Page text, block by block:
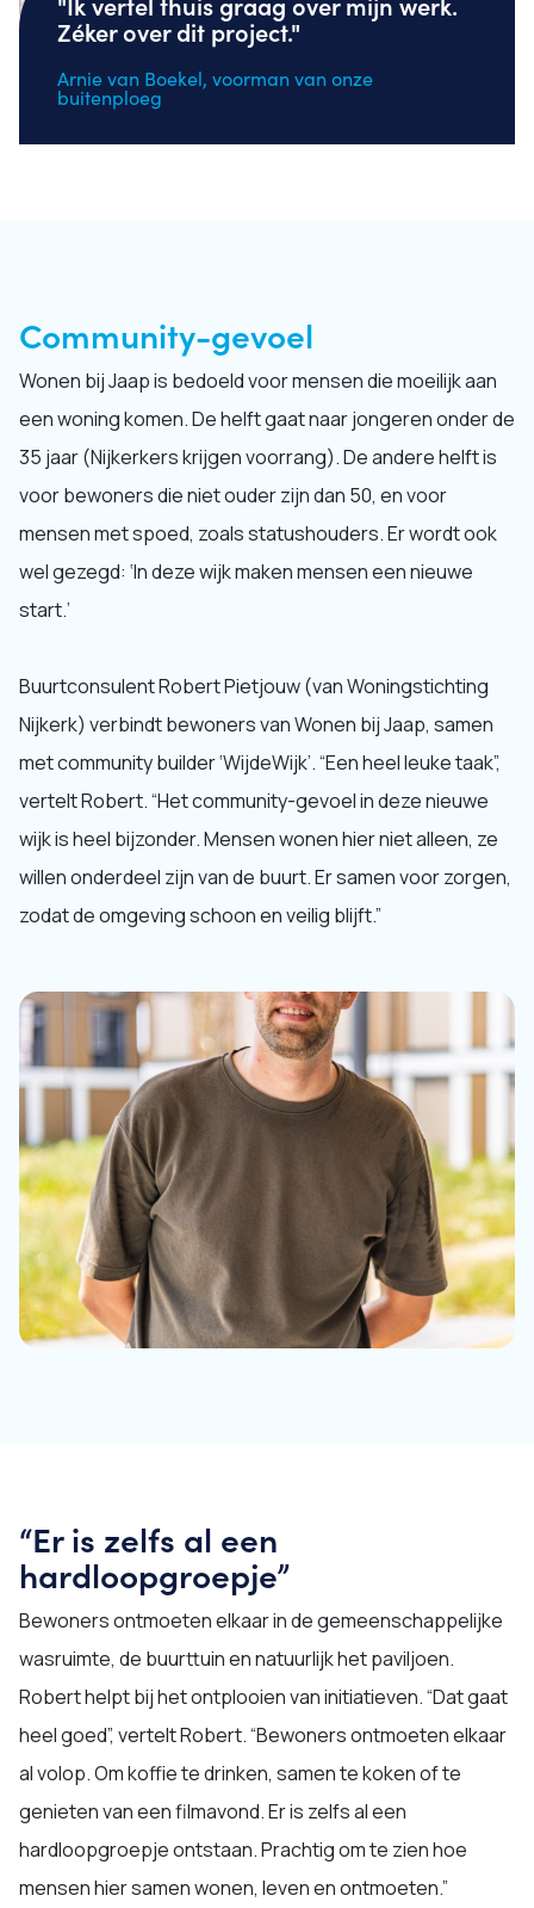
Zéker over dit project."
Arnie van Boekel, voorman van onze
buitenploeg
Community-gevoel
Wonen bij Jaap is bedoeld voor mensen die moeilijk aan
een woning komen. De helft gaat naar jongeren onder de
35 jaar (Nijkerkers krijgen voorrang). De andere helft is
voor bewoners die niet ouder zijn dan 50, en voor
mensen met spoed, zoals statushouders. Er wordt ook
wel gezegd: ‘In deze wijk maken mensen een nieuwe
start.’
Buurtconsulent Robert Pietjouw (van Woningstichting
Nijkerk) verbindt bewoners van Wonen bij Jaap, samen
met community builder ‘WijdeWijk’. “Een heel leuke taak”,
vertelt Robert. “Het community-gevoel in deze nieuwe
wijk is heel bijzonder. Mensen wonen hier niet alleen, ze
willen onderdeel zijn van de buurt. Er samen voor zorgen,
zodat de omgeving schoon en veilig blijft.”
“Er is zelfs al een
hardloopgroepje”
Bewoners ontmoeten elkaar in de gemeenschappelijke
wasruimte, de buurttuin en natuurlijk het paviljoen.
Robert helpt bij het ontplooien van initiatieven. “Dat gaat
heel goed”, vertelt Robert. “Bewoners ontmoeten elkaar
al volop. Om koffie te drinken, samen te koken of te
genieten van een filmavond. Er is zelfs al een
hardloopgroepje ontstaan. Prachtig om te zien hoe
mensen hier samen wonen, leven en ontmoeten.”